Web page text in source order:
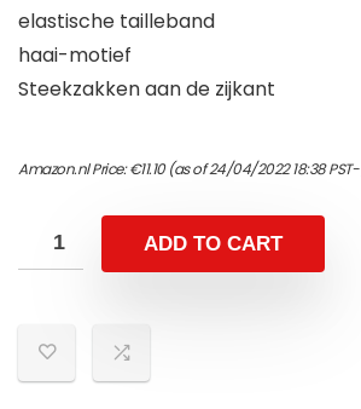
elastische tailleband
haai-motief
Steekzakken aan de zijkant
Amazon.nl Price:€11.10(as of 24/04/2022 18:38 PST-
ADD TO CART